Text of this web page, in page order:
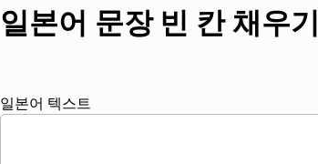
일본어 문장 빈 칸 채우기
일본어 텍스트